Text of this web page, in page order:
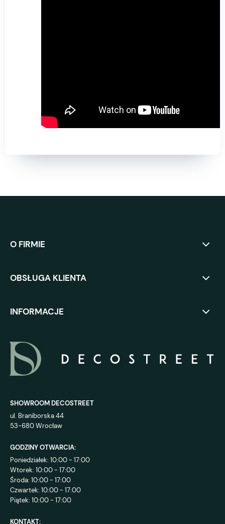
O FIRMIE
OBSŁUGA KLIENTA
INFORMACJE
SHOWROOM DECOSTREET
ul. Braniborska 44
53-680 Wrocław
GODZINY OTWARCIA:
Poniedziałek: 10:00 - 17:00
Wtorek: 10:00 - 17:00
Środa: 10:00 - 17:00
Czwartek: 10:00 - 17:00
Piątek: 10:00 - 17:00
KONTAKT: